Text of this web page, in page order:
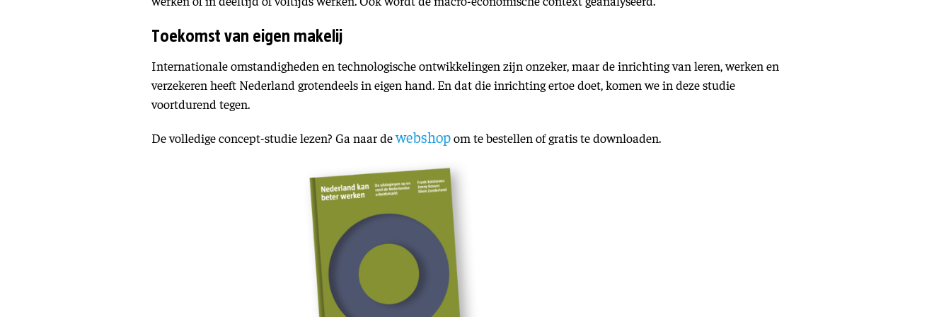
Toekomst van eigen makelij
Internationale omstandigheden en technologische ontwikkelingen zijn onzeker, maar de inrichting van leren, werken en
verzekeren heeft Nederland grotendeels in eigen hand. En dat die inrichting ertoe doet, komen we in deze studie
voortdurend tegen.
De volledige concept-studie lezen? Ga naar dewebshopom te bestellen of gratis te downloaden.